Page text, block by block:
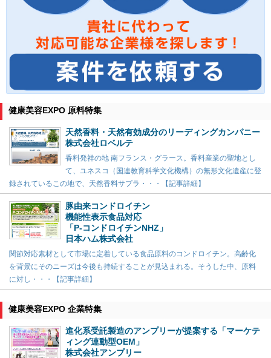
健康美容EXPO 原料特集
天然香料・天然有効成分のリーディングカンパニー
株式会社ロベルテ
香料発祥の地 南フランス・グラース。香料産業の聖地とし
て、ユネスコ（国連教育科学文化機構）の無形文化遺産に登
録されているこの地で、天然香料サプラ・・・【記事詳細】
豚由来コンドロイチン
機能性表示食品対応
「P-コンドロイチンNHZ」
日本ハム株式会社
関節対応素材として市場に定着している食品原料のコンドロイチン。高齢化
を背景にそのニーズは今後も持続することが見込まれる。そうした中、原料
に対し・・・【記事詳細】
健康美容EXPO 企業特集
進化系受託製造のアンプリーが提案する「マーケテ
ィング連動型OEM」
株式会社アンプリー